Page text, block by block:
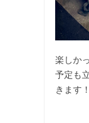
楽しか
予定も
きます